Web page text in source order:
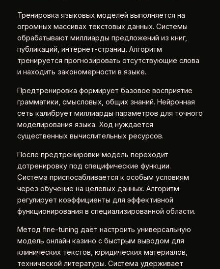
Тренировка языковых моделей выполняется на
огромных массивах текстовых данных. Системы
обрабатывают миллиарды предложений из книг,
публикаций, интернет-страниц. Алгоритм
тренируется прогнозировать отсутствующие слова
и находить закономерности в языке.
Предтренировка формирует базовое восприятие
грамматики, смысловых, общих знаний. Нейронная
сеть калибрует миллиарды параметров для точного
моделирования языка. Ход нуждается
существенных вычислительных ресурсов.
После предтренировки модель переходит
дотренировку под специфические функции.
Система приспосабливается к особым условиям
через обучение на целевых данных. Алгоритм
регулирует коэффициенты для эффективной
функционирования в специализированной области.
Метод fine-tuning даёт настроить универсальную
модель онлайн казино с быстрым выводом для
клинических текстов, юридических материалов,
технической литературы. Система удерживает